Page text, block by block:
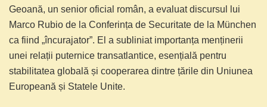
Geoană, un senior oficial român, a evaluat discursul lui
Marco Rubio de la Conferința de Securitate de la München
ca fiind „încurajator”. El a subliniat importanța menținerii
unei relații puternice transatlantice, esențială pentru
stabilitatea globală și cooperarea dintre țările din Uniunea
Europeană și Statele Unite.